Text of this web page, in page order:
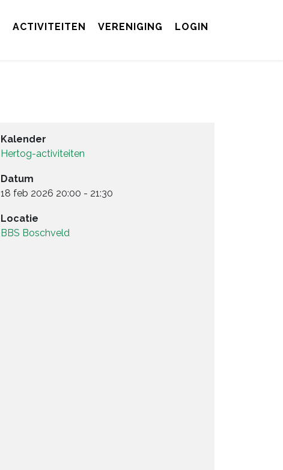
ACTIVITEITEN VERENIGING LOGIN
Kalender
Hertog-activiteiten
Datum
18 feb 2026 20:00 - 21:30
Locatie
BBS Boschveld